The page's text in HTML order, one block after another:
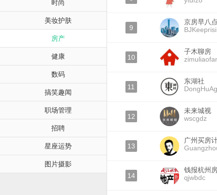
时尚
美妆护肤
房产
健康
数码
搞笑趣闻
职场管理
招聘
星座运势
图片摄影
9
京房早八
10
子木聊房
11
东湖社
12
未来城视
wscgdz
13
广州买房
14
钱报杭州
qjwbdc